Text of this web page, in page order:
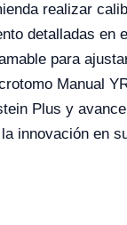
realizar
detalladas
para
Manual
Plus y
innovación en